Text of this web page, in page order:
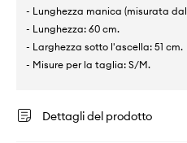
- Lunghezza manica (misurata
- Lunghezza: 60 cm.
- Larghezza sotto l'ascella: 51 cm.
- Misure per la taglia: S/M.
Dettagli del prodotto